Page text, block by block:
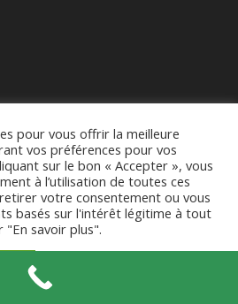
pour vous offrir la meilleure
vos préférences pour vos
sur le bon « Accepter », vous
à l’utilisation de toutes ces
votre consentement ou vous
basés sur l'intérêt légitime à tout
savoir plus".